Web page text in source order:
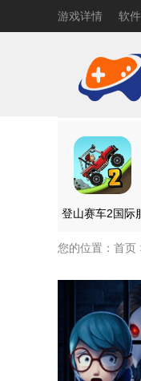
游戏详情 软
登山赛车2国际
您的位置： 首页